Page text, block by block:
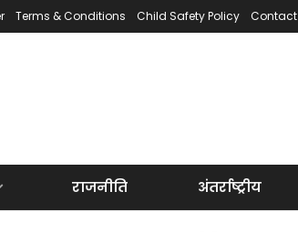
Terms & Conditions Child Safety Policy Contact
राजनीति अंतर्राष्ट्रीय